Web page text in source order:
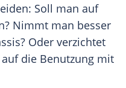
Soll man auf
Nimmt man besser
Oder verzichtet
die Benutzung mit